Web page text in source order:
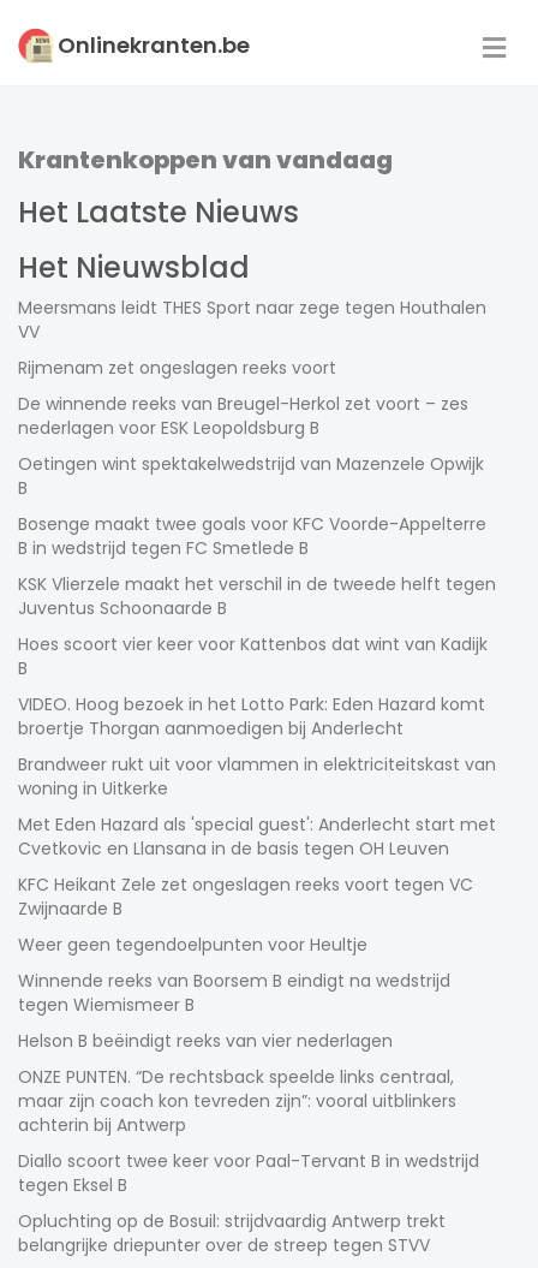
Onlinekranten.be
Kranten
Magazines
Abonnementen
Krantenkoppen van vandaag
Het Laatste Nieuws
Het Nieuwsblad
Meersmans leidt THES Sport naar zege tegen Houthalen
VV
Rijmenam zet ongeslagen reeks voort
De winnende reeks van Breugel-Herkol zet voort – zes
nederlagen voor ESK Leopoldsburg B
Oetingen wint spektakelwedstrijd van Mazenzele Opwijk
B
Bosenge maakt twee goals voor KFC Voorde-Appelterre
B in wedstrijd tegen FC Smetlede B
KSK Vlierzele maakt het verschil in de tweede helft tegen
Juventus Schoonaarde B
Hoes scoort vier keer voor Kattenbos dat wint van Kadijk
B
VIDEO. Hoog bezoek in het Lotto Park: Eden Hazard komt
broertje Thorgan aanmoedigen bij Anderlecht
Brandweer rukt uit voor vlammen in elektriciteitskast van
woning in Uitkerke
Met Eden Hazard als 'special guest': Anderlecht start met
Cvetkovic en Llansana in de basis tegen OH Leuven
KFC Heikant Zele zet ongeslagen reeks voort tegen VC
Zwijnaarde B
Weer geen tegendoelpunten voor Heultje
Winnende reeks van Boorsem B eindigt na wedstrijd
tegen Wiemismeer B
Helson B beëindigt reeks van vier nederlagen
ONZE PUNTEN. “De rechtsback speelde links centraal,
maar zijn coach kon tevreden zijn”: vooral uitblinkers
achterin bij Antwerp
Diallo scoort twee keer voor Paal-Tervant B in wedstrijd
tegen Eksel B
Opluchting op de Bosuil: strijdvaardig Antwerp trekt
belangrijke driepunter over de streep tegen STVV